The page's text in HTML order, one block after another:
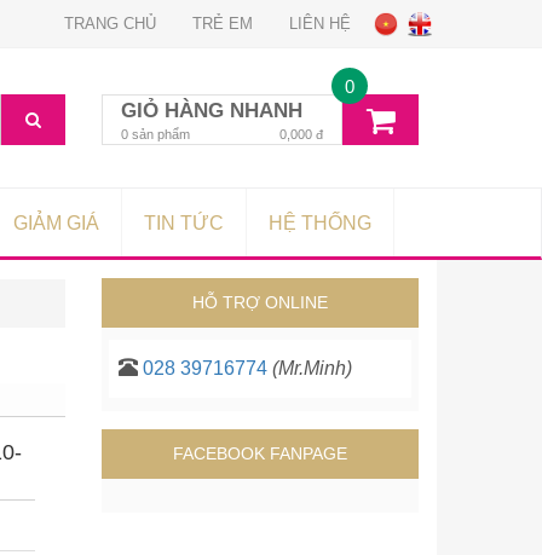
TRANG CHỦ TRẺ EM LIÊN HỆ
GIỎ HÀNG NHANH
0sản phẩm 0,000 đ
0
GIẢM GIÁ TIN TỨC HỆ THỐNG
HỖ TRỢ ONLINE
028 39716774 (Mr.Minh)
FACEBOOK FANPAGE